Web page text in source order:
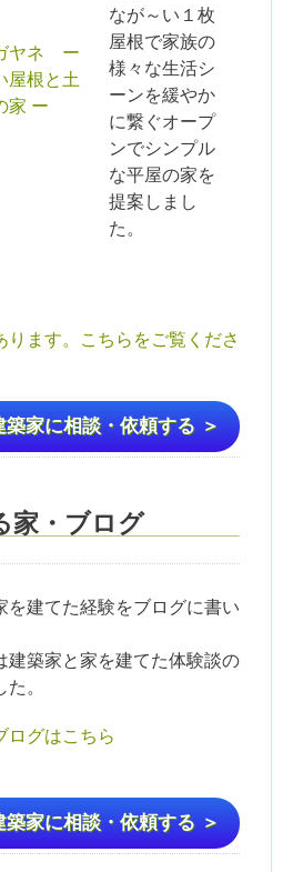
ヤネ ー
屋根と土
家 ー
なが～い１枚
屋根で家族の
様々な生活シ
ーンを緩やか
に繋ぐオープ
ンでシンプル
な平屋の家を
提案しまし
た。
ます。こちらをご覧くださ
築家に相談・依頼する ＞
家・ブログ
を建てた経験をブログに書い
建築家と家を建てた体験談の
。
ログはこちら
築家に相談・依頼する ＞